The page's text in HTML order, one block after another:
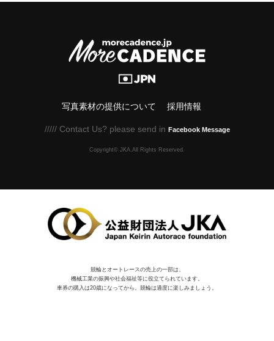
写真素材の提供について 採用情報
///// Contact Us? please send in Facebook Message
Copyright© JKA.All Rights Reserved.
競輪とオートレースの売上の一部は、
機械⼯業の振興や社会福祉等に役⽴てられています。
車券の購入は20歳になってから。競輪は適度に楽しみましょう。